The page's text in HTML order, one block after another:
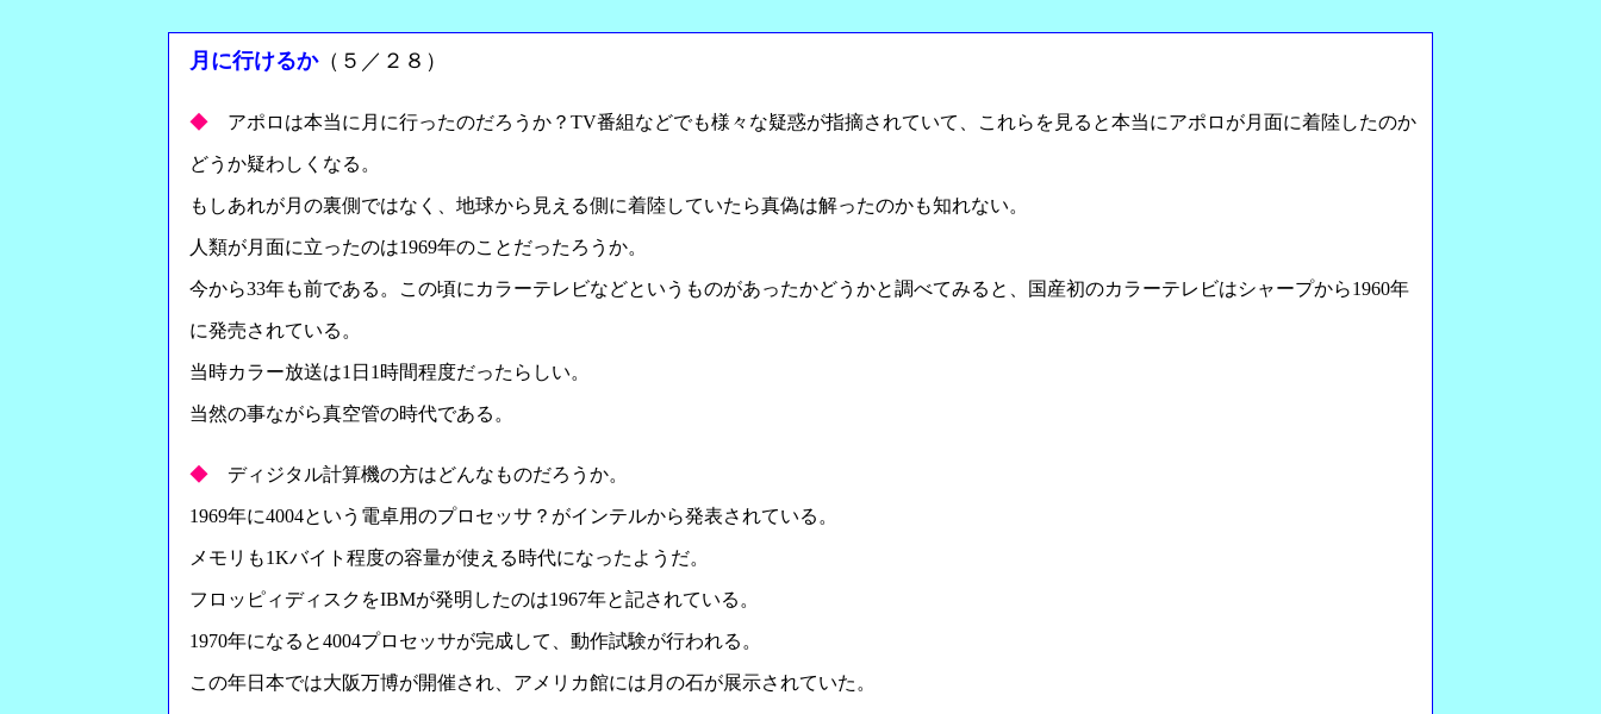
月に行けるか（５／２８）
◆ アポロは本当に月に行ったのだろうか？TV番組などでも様々な疑惑が指摘されていて、これらを見ると本当にアポロが月面に着陸したのか
どうか疑わしくなる。
もしあれが月の裏側ではなく、地球から見える側に着陸していたら真偽は解ったのかも知れない。
人類が月面に立ったのは1969年のことだったろうか。
今から33年も前である。この頃にカラーテレビなどというものがあったかどうかと調べてみると、国産初のカラーテレビはシャープから1960年
に発売されている。
当時カラー放送は1日1時間程度だったらしい。
当然の事ながら真空管の時代である。
◆ ディジタル計算機の方はどんなものだろうか。
1969年に4004という電卓用のプロセッサ？がインテルから発表されている。
メモリも1Kバイト程度の容量が使える時代になったようだ。
フロッピィディスクをIBMが発明したのは1967年と記されている。
1970年になると4004プロセッサが完成して、動作試験が行われる。
この年日本では大阪万博が開催され、アメリカ館には月の石が展示されていた。